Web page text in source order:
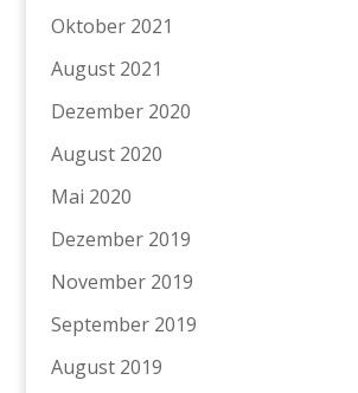
Oktober 2021
August 2021
Dezember 2020
August 2020
Mai 2020
Dezember 2019
November 2019
September 2019
August 2019